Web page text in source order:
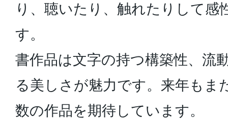
り、聴いたり、触れたりして感
す。
書作品は文字の持つ構築性、流
る美しさが魅力です。来年もま
数の作品を期待しています。